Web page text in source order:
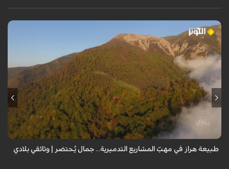
من قلب طبيعة هراز التي كانت يوماً من أجمل الموائل الطبيعية في إيران، يحذر
المعد من كارثة بيئية: "وحش الأعمال والمشاريع التدميرية تنهش بجسم
طبيعة هراز في مهبّ المشاريع التدميرية... جمال يُحتضر | وثائقي بلادي